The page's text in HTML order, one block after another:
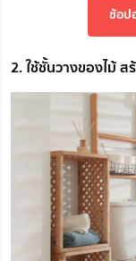
ช้อป
2. ใช้ชั้นวางของไม้